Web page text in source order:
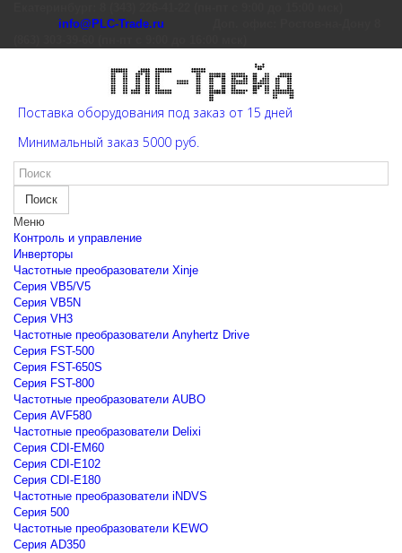
info@PLC-Trade.ru
Поставка оборудования под заказ от 15 дней
Минимальный заказ 5000 руб.
Поиск
Меню
Контроль и управление
Инверторы
Частотные преобразователи Xinje
Cерия VB5/V5
Cерия VB5N
Cерия VH3
Частотные преобразователи Anyhertz Drive
Серия FST-500
Серия FST-650S
Серия FST-800
Частотные преобразователи AUBO
Серия AVF580
Частотные преобразователи Delixi
Серия CDI-EM60
Серия CDI-E102
Серия CDI-E180
Частотные преобразователи iNDVS
Серия 500
Частотные преобразователи KEWO
Серия AD350